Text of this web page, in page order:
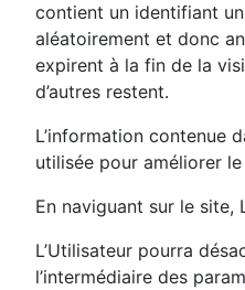
contient un identifiant
aléatoirement et donc
expirent à la fin de la
d’autres restent.
L’information contenue
utilisée pour améliorer
En naviguant sur le site,
L’Utilisateur pourra
l’intermédiaire des